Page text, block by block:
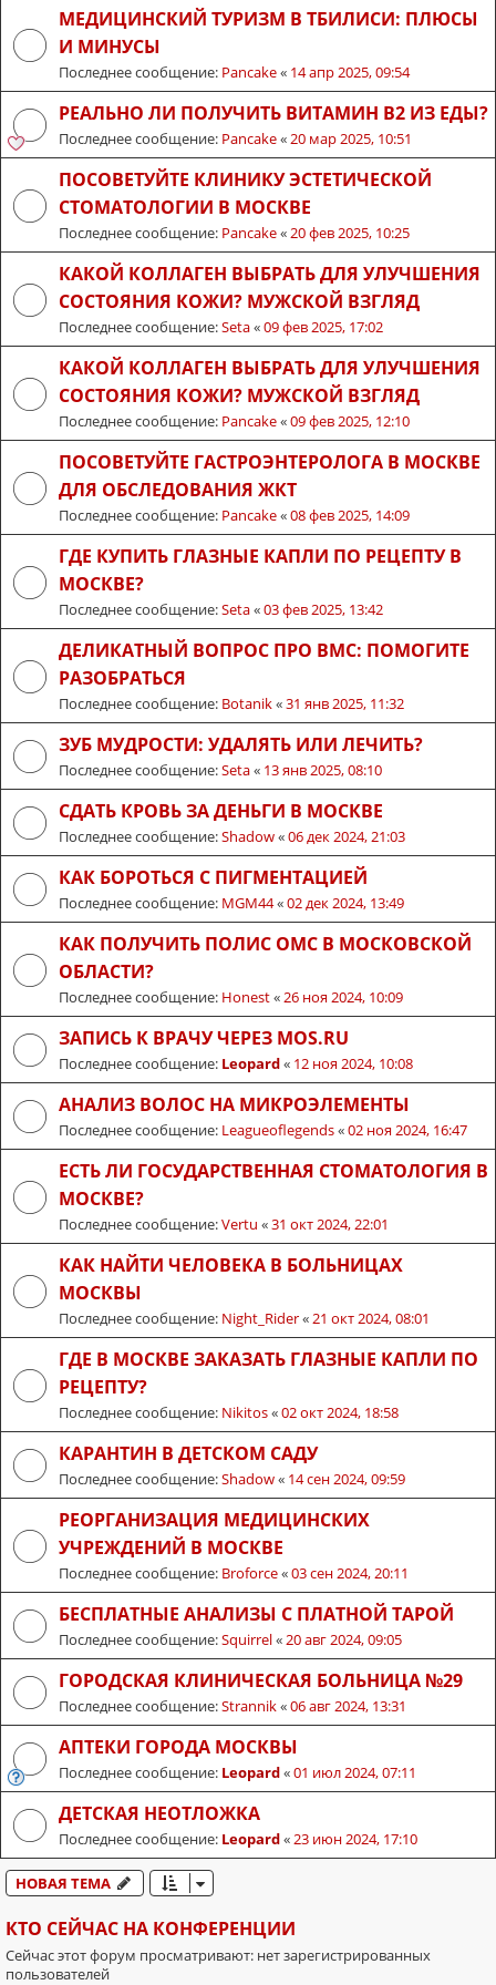
МЕДИЦИНСКИЙ ТУРИЗМ В ТБИЛИСИ: ПЛЮСЫ
И МИНУСЫ
Последнее сообщение: Pancake« 14 апр 2025, 09:54
РЕАЛЬНО ЛИ ПОЛУЧИТЬ ВИТАМИН B2 ИЗ ЕДЫ?
Последнее сообщение: Pancake« 20 мар 2025, 10:51
ПОСОВЕТУЙТЕ КЛИНИКУ ЭСТЕТИЧЕСКОЙ
СТОМАТОЛОГИИ В МОСКВЕ
Последнее сообщение: Pancake« 20 фев 2025, 10:25
КАКОЙ КОЛЛАГЕН ВЫБРАТЬ ДЛЯ УЛУЧШЕНИЯ
СОСТОЯНИЯ КОЖИ? МУЖСКОЙ ВЗГЛЯД
Последнее сообщение:Seta«09 фев 2025, 17:02
КАКОЙ КОЛЛАГЕН ВЫБРАТЬ ДЛЯ УЛУЧШЕНИЯ
СОСТОЯНИЯ КОЖИ? МУЖСКОЙ ВЗГЛЯД
Последнее сообщение: Pancake«09 фев 2025, 12:10
ПОСОВЕТУЙТЕ ГАСТРОЭНТЕРОЛОГА В МОСКВЕ
ДЛЯ ОБСЛЕДОВАНИЯ ЖКТ
Последнее сообщение: Pancake«08 фев 2025, 14:09
ГДЕ КУПИТЬ ГЛАЗНЫЕ КАПЛИ ПО РЕЦЕПТУ В
МОСКВЕ?
Последнее сообщение:Seta«03 фев 2025, 13:42
ДЕЛИКАТНЫЙ ВОПРОС ПРО ВМС: ПОМОГИТЕ
РАЗОБРАТЬСЯ
Последнее сообщение: Botanik«31 янв 2025, 11:32
ЗУБ МУДРОСТИ: УДАЛЯТЬ ИЛИ ЛЕЧИТЬ?
Последнее сообщение:Seta« 13 янв 2025, 08:10
СДАТЬ КРОВЬ ЗА ДЕНЬГИ В МОСКВЕ
Последнее сообщение:Shadow«06 дек 2024, 21:03
КАК БОРОТЬСЯ С ПИГМЕНТАЦИЕЙ
Последнее сообщение: MGM44«02 дек 2024, 13:49
КАК ПОЛУЧИТЬ ПОЛИС ОМС В МОСКОВСКОЙ
ОБЛАСТИ?
Последнее сообщение: Honest« 26 ноя 2024, 10:09
ЗАПИСЬ К ВРАЧУ ЧЕРЕЗ MOS.RU
Последнее сообщение: Leopard« 12 ноя 2024, 10:08
АНАЛИЗ ВОЛОС НА МИКРОЭЛЕМЕНТЫ
Последнее сообщение: Leagueoflegends«02 ноя 2024, 16:47
ЕСТЬ ЛИ ГОСУДАРСТВЕННАЯ СТОМАТОЛОГИЯ В
МОСКВЕ?
Последнее сообщение:Vertu «31 окт 2024, 22:01
КАК НАЙТИ ЧЕЛОВЕКА В БОЛЬНИЦАХ
МОСКВЫ
Последнее сообщение: Night_Rider« 21 окт 2024, 08:01
ГДЕ В МОСКВЕ ЗАКАЗАТЬ ГЛАЗНЫЕ КАПЛИ ПО
РЕЦЕПТУ?
Последнее сообщение: Nikitos«02 окт 2024, 18:58
КАРАНТИН В ДЕТСКОМ САДУ
Последнее сообщение:Shadow« 14 сен 2024, 09:59
РЕОРГАНИЗАЦИЯ МЕДИЦИНСКИХ
УЧРЕЖДЕНИЙ В МОСКВЕ
Последнее сообщение: Broforce«03 сен 2024, 20:11
БЕСПЛАТНЫЕ АНАЛИЗЫ С ПЛАТНОЙ ТАРОЙ
Последнее сообщение:Squirrel« 20 авг 2024, 09:05
ГОРОДСКАЯ КЛИНИЧЕСКАЯ БОЛЬНИЦА №29
Последнее сообщение:Strannik«06 авг 2024, 13:31
АПТЕКИ ГОРОДА МОСКВЫ
Последнее сообщение: Leopard«01 июл 2024, 07:11
ДЕТСКАЯ НЕОТЛОЖКА
Последнее сообщение: Leopard« 23 июн 2024, 17:10
НОВАЯ ТЕМА
КТО СЕЙЧАС НА КОНФЕРЕНЦИИ
Сейчас этот форум просматривают: нет зарегистрированных
пользователей